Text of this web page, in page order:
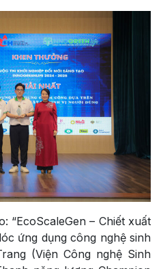
“EcoScaleGen – Chiết xuất
ứng dụng công nghệ sinh
(Viện Công nghệ Sinh